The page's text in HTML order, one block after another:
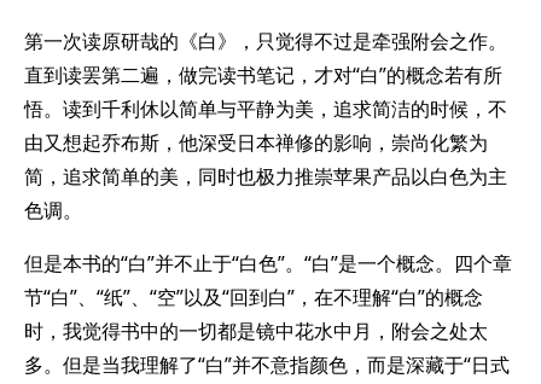
第一次读原研哉的《白》，只觉得不过是牵强附会之作。
直到读罢第二遍，做完读书笔记，才对“白”的概念若有所
悟。读到千利休以简单与平静为美，追求简洁的时候，不
由又想起乔布斯，他深受日本禅修的影响，崇尚化繁为
简，追求简单的美，同时也极力推崇苹果产品以白色为主
色调。
但是本书的“白”并不止于“白色”。“白”是一个概念。四个章
节“白”、“纸”、“空”以及“回到白”，在不理解“白”的概念
时，我觉得书中的一切都是镜中花水中月，附会之处太
多。但是当我理解了“白”并不意指颜色，而是深藏于“日式